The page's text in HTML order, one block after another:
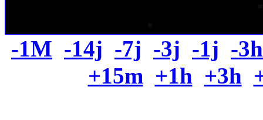
-1M -14j -7j -3j -1j -3h
+15m +1h +3h